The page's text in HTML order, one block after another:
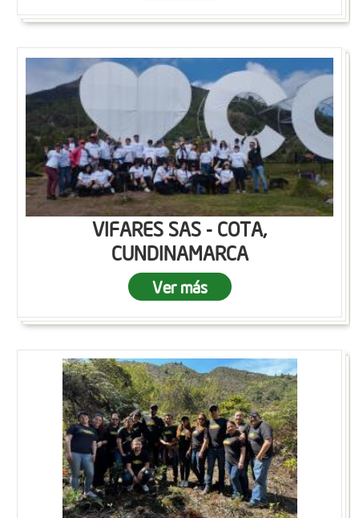
VIFARES SAS - COTA,
CUNDINAMARCA
Ver más